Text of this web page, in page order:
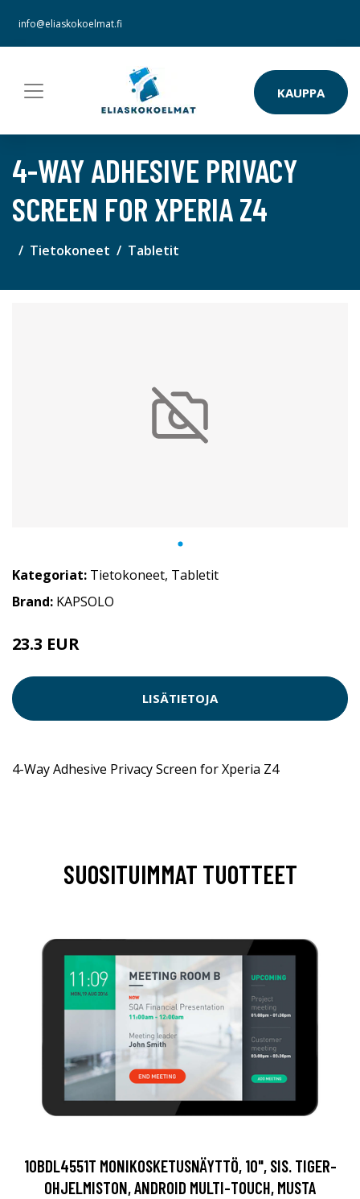
info@eliaskokoelmat.fi
KAUPPA
4-WAY ADHESIVE PRIVACY
SCREEN FOR XPERIA Z4
Tietokoneet Tabletit
Kategoriat: Tietokoneet, Tabletit
Brand: KAPSOLO
23.3 EUR
LISÄTIETOJA
4-Way Adhesive Privacy Screen for Xperia Z4
SUOSITUIMMAT TUOTTEET
10BDL4551T MONIKOSKETUSNÄYTTÖ, 10", SIS. TIGER-
OHJELMISTON, ANDROID MULTI-TOUCH, MUSTA